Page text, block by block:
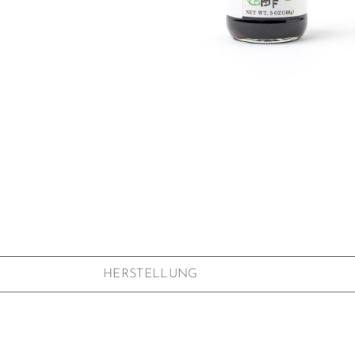
HERSTELLUNG